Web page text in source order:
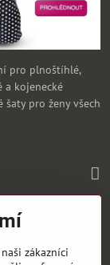
pro plnoštíhlé,
a kojenecké
pro ženy všech
zákazníci